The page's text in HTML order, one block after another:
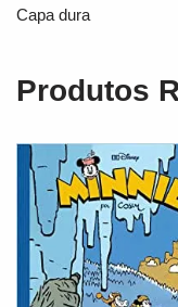
Capa dura
Produtos